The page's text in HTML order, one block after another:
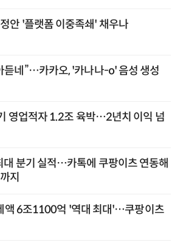
안 '플랫폼 이중족쇄' 채우나
듣네”…카카오, '카나나-o' 음성 생성
영업적자 1.2조 육박…2년치 이익 넘
대 분기 실적…카톡에 쿠팡이츠 연동해
지
액 6조1100억 '역대 최대'…쿠팡이츠